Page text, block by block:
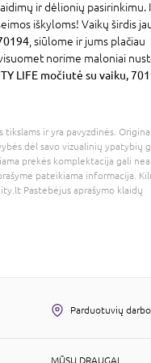
ir dėlionių pasirinkimu.
iškyloms! Vaikų širdis
, siūlome ir jums plačiau
norime maloniai
LIFE močiutė su vaiku,
ir yra pavyzdinės.
dėl savo vizualinių ypatybių
prekės komplektacija gali
pateikiama informacija.
Pastebėjus aprašymo klaidų
Parduotuvių
MŪSŲ DRAUGAI